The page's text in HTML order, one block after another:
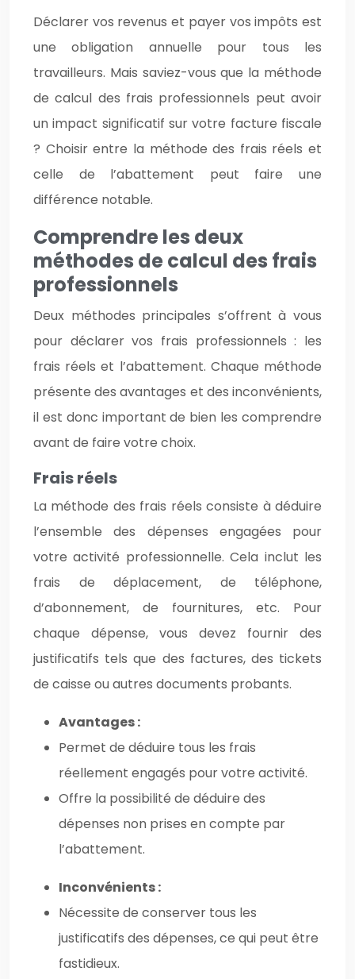
Déclarer vos revenus et payer vos impôts est
une obligation annuelle pour tous les
travailleurs. Mais saviez-vous que la méthode
de calcul des frais professionnels peut avoir
un impact significatif sur votre facture fiscale
? Choisir entre la méthode des frais réels et
celle de l’abattement peut faire une
différence notable.
Comprendre les deux
méthodes de calcul des frais
professionnels
Deux méthodes principales s’offrent à vous
pour déclarer vos frais professionnels : les
frais réels et l’abattement. Chaque méthode
présente des avantages et des inconvénients,
il est donc important de bien les comprendre
avant de faire votre choix.
Frais réels
La méthode des frais réels consiste à déduire
l’ensemble des dépenses engagées pour
votre activité professionnelle. Cela inclut les
frais de déplacement, de téléphone,
d’abonnement, de fournitures, etc. Pour
chaque dépense, vous devez fournir des
justificatifs tels que des factures, des tickets
de caisse ou autres documents probants.
Avantages :
Permet de déduire tous les frais
réellement engagés pour votre activité.
Offre la possibilité de déduire des
dépenses non prises en compte par
l’abattement.
Inconvénients :
Nécessite de conserver tous les
justificatifs des dépenses, ce qui peut être
fastidieux.